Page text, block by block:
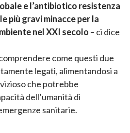
e l’antibiotico resistenza
più gravi minacce per la
nel XXI secolo – ci dice
come questi due
legati, alimentandosi a
che potrebbe
dell’umanità di
sanitarie.